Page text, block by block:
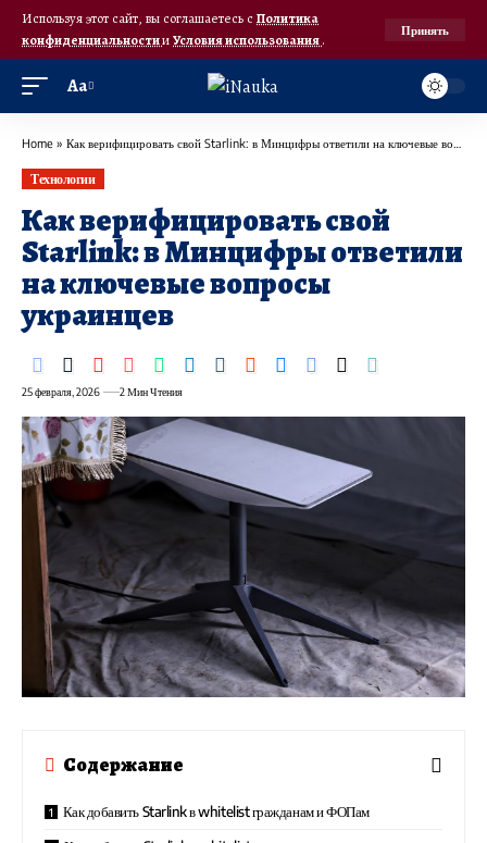
Используя этот сайт, вы соглашаетесь с Политика
конфиденциальностииУсловия использования.
Принять
Аа
Home » Как верифицировать свой Starlink: в Минцифры ответили на ключевые вопросы украинцев
Технологии
Как верифицировать свой
Starlink: в Минцифры ответили
на ключевые вопросы
украинцев
25 февраля, 2026 2 Мин Чтения
Содержание
Как добавить Starlink в whitelist гражданам и ФОПам